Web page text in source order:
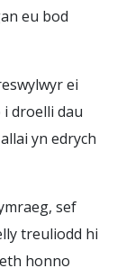
eu bod
ei
i droelli dau
yn edrych
sef
treuliodd hi
honno